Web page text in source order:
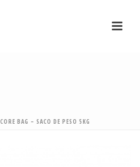
CORE BAG – SACO DE PESO 5KG